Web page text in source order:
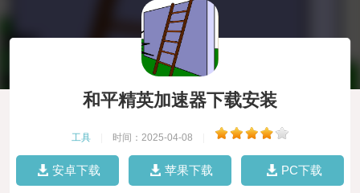
和平精英加速器下载安装
工具 时间：2025-04-08
安卓下载 苹果下载 PC下载